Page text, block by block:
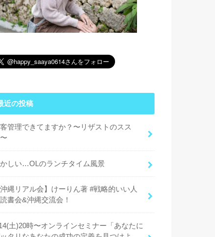
近の投稿
管理できてますか？〜リザストのスス
しい…OLのランチタイム風景
沖縄リアル会】けーりん著 #戦略的いい人
書会&沖縄交流会！
土)20時〜オンラインセミナー「あなたに